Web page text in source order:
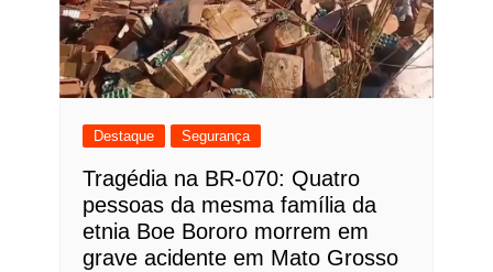
Destaque Segurança
Tragédia na BR-070: Quatro
pessoas da mesma família da
etnia Boe Bororo morrem em
grave acidente em Mato Grosso